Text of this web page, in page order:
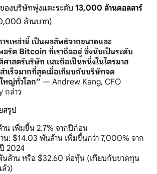
องบริษัทพุ่งแตะระดับ 13,000 ล้านดอลลาร์
ล้านบาท)
รเหล่านี้ เป็นผลลัพธ์จากขนาดและ
ร์ต Bitcoin ที่เราถืออยู่ ซึ่งนับเป็นระดับ
ศาสตร์บริษัท และถือเป็นหนึ่งในไตรมาส
ำเร็จมากที่สุดเมื่อเทียบกับบริษัทจด
หญ่ทั่วโลก” — Andrew Kang, CFO
กล่าว
สรุป
าน เพิ่มขึ้น 2.7% จากปีก่อน
าน: $14.03 พันล้าน เพิ่มขึ้นกว่า 7,000% จาก
2024
นล้าน หรือ $32.60 ต่อหุ้น (เทียบกับขาดทุน
ว)